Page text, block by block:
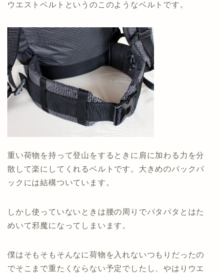
ウエストベルトというのこのようなベルトです。
重い荷物を持って登山をするときに肩に加わる力を分
散して楽にしてくれるベルトです。大きめのバックパ
ックには結構ついています。
しかし使っていないときは腰の周りでパタパタとはた
めいて邪魔になってしまいます。
僕はそもそもそんなに荷物を入れないつもりだったの
でそこまで重たくならない予定でしたし、やはりウエ